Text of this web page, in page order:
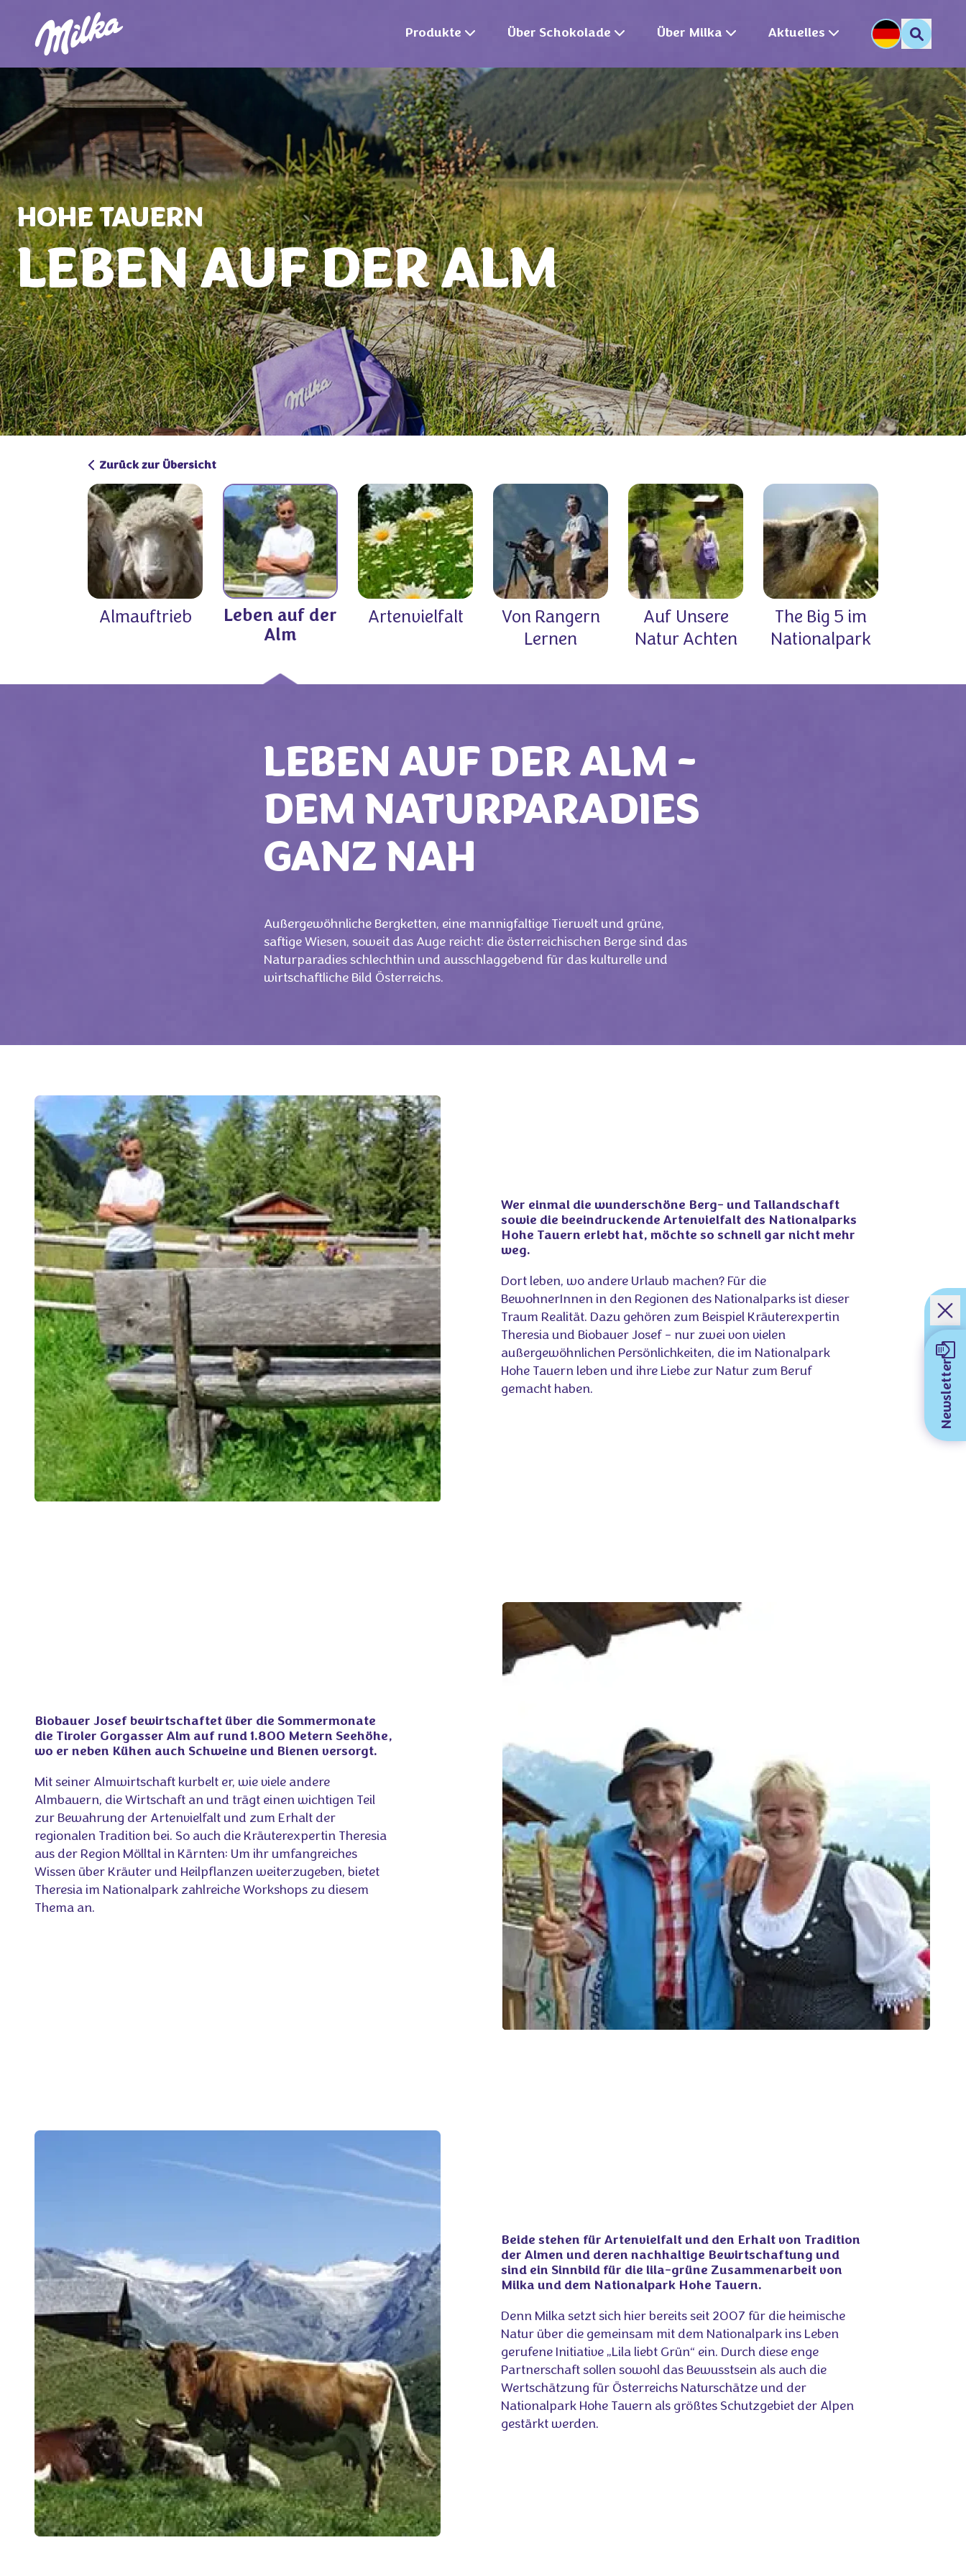
Produkte Über Schokolade Über Milka Aktuelles
Newsletter
HOHE TAUERN
LEBEN AUF DER ALM
Almauftrieb
Leben auf der
Alm
Artenvielfalt
Von Rangern
Lernen
Auf Unsere
Natur Achten
The Big 5 im
Nationalpark
Zurück zur Übersicht
LEBEN AUF DER ALM -
DEM NATURPARADIES
GANZ NAH
Außergewöhnliche Bergketten, eine mannigfaltige Tierwelt und grüne,
saftige Wiesen, soweit das Auge reicht: die österreichischen Berge sind das
Naturparadies schlechthin und ausschlaggebend für das kulturelle und
wirtschaftliche Bild Österreichs.
Wer einmal die wunderschöne Berg- und Tallandschaft
sowie die beeindruckende Artenvielfalt des Nationalparks
Hohe Tauern erlebt hat, möchte so schnell gar nicht mehr
weg.
Dort leben, wo andere Urlaub machen? Für die
BewohnerInnen in den Regionen des Nationalparks ist dieser
Traum Realität. Dazu gehören zum Beispiel Kräuterexpertin
Theresia und Biobauer Josef – nur zwei von vielen
außergewöhnlichen Persönlichkeiten, die im Nationalpark
Hohe Tauern leben und ihre Liebe zur Natur zum Beruf
gemacht haben.
Biobauer Josef bewirtschaftet über die Sommermonate
die Tiroler Gorgasser Alm auf rund 1.800 Metern Seehöhe,
wo er neben Kühen auch Schweine und Bienen versorgt.
Mit seiner Almwirtschaft kurbelt er, wie viele andere
Almbauern, die Wirtschaft an und trägt einen wichtigen Teil
zur Bewahrung der Artenvielfalt und zum Erhalt der
regionalen Tradition bei. So auch die Kräuterexpertin Theresia
aus der Region Mölltal in Kärnten: Um ihr umfangreiches
Wissen über Kräuter und Heilpflanzen weiterzugeben, bietet
Theresia im Nationalpark zahlreiche Workshops zu diesem
Thema an.
Beide stehen für Artenvielfalt und den Erhalt von Tradition
der Almen und deren nachhaltige Bewirtschaftung und
sind ein Sinnbild für die lila-grüne Zusammenarbeit von
Milka und dem Nationalpark Hohe Tauern.
Denn Milka setzt sich hier bereits seit 2007 für die heimische
Natur über die gemeinsam mit dem Nationalpark ins Leben
gerufene Initiative „Lila liebt Grün“ ein. Durch diese enge
Partnerschaft sollen sowohl das Bewusstsein als auch die
Wertschätzung für Österreichs Naturschätze und der
Nationalpark Hohe Tauern als größtes Schutzgebiet der Alpen
gestärkt werden.